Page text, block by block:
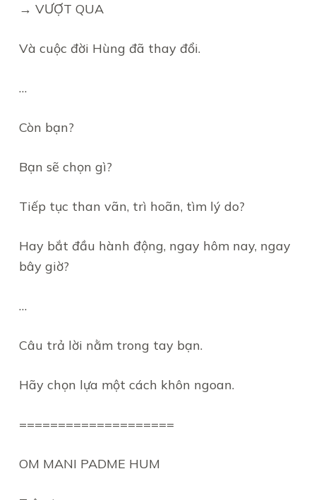
→ VƯỢT QUA
Và cuộc đời Hùng đã thay đổi.
…
Còn bạn?
Bạn sẽ chọn gì?
Tiếp tục than vãn, trì hoãn, tìm lý do?
Hay bắt đầu hành động, ngay hôm nay, ngay
bây giờ?
…
Câu trả lời nằm trong tay bạn.
Hãy chọn lựa một cách khôn ngoan.
====================
OM MANI PADME HUM